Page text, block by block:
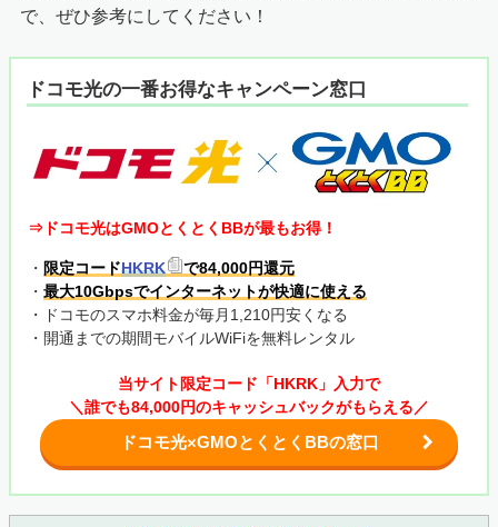
で、ぜひ参考にしてください！
ドコモ光の一番お得なキャンペーン窓口
⇒ドコモ光はGMOとくとくBBが最もお得！
・ 限定コードHKRK
で84,000円還元
・ 最大10Gbpsでインターネットが快適に使える
・ドコモのスマホ料金が毎月1,210円安くなる
・開通までの期間モバイルWiFiを無料レンタル
当サイト限定コード「HKRK」入力で
＼誰でも84,000円のキャッシュバックがもらえる／
ドコモ光×GMOとくとくBBの窓口